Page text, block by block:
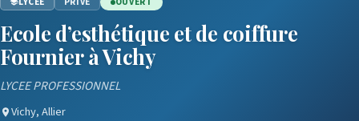
Ecole d’esthétique et de coiffure
Fournier à Vichy
LYCEE PROFESSIONNEL
Vichy, Allier